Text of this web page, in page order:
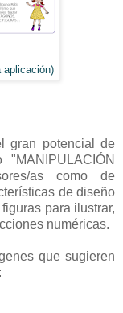
aplicación)
gran potencial de
as como de
de diseño
para ilustrar,
numéricas.
que sugieren